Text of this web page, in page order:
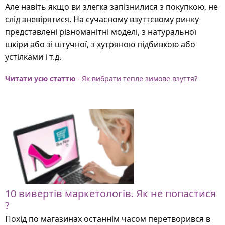
Але навіть якщо ви злегка запізнилися з покупкою, не
слід зневірятися. На сучасному взуттєвому ринку
представлені різноманітні моделі, з натуральної
шкіри або зі штучної, з хутряною підбивкою або
устілками і т.д.
Читати усю статтю - Як вибрати тепле зимове взуття?
10 вивертів маркетологів. Як не попастися
?
Похід по магазинах останнім часом перетворився в